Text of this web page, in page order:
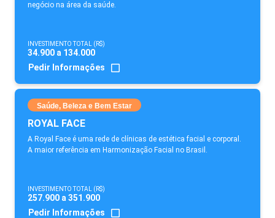
negócio na área da saúde.
INVESTIMENTO TOTAL (R$)
34.900 a 134.000
Pedir Informações
Saúde, Beleza e Bem Estar
ROYAL FACE
A Royal Face é uma rede de clínicas de estética facial e corporal.
A maior referência em Harmonização Facial no Brasil.
INVESTIMENTO TOTAL (R$)
257.900 a 351.900
Pedir Informações